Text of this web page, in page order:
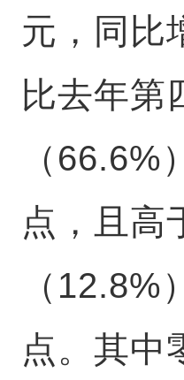
元，同比
比去年第
（66.6%
点，且高
（12.8%
点。其中